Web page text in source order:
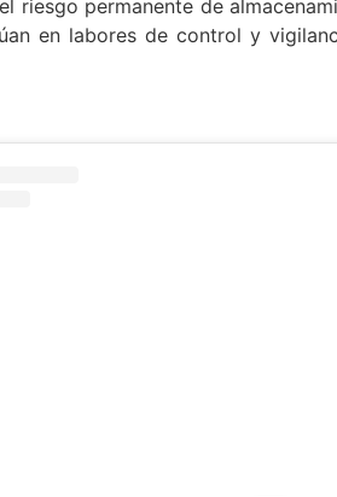
riesgo permanente de
en labores de control y